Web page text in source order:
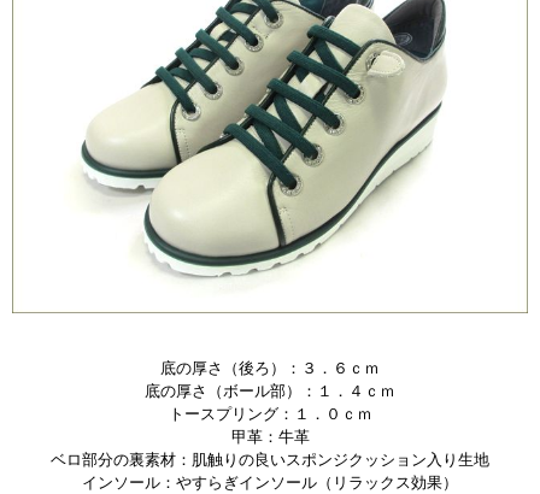
底の厚さ（後ろ）：３．６ｃｍ
底の厚さ（ボール部）：１．４ｃｍ
トースプリング：１．０ｃｍ
甲革：牛革
ベロ部分の裏素材：肌触りの良いスポンジクッション入り生地
インソール：やすらぎインソール（リラックス効果）